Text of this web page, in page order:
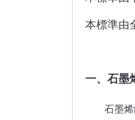
本標準由
一、石
石墨